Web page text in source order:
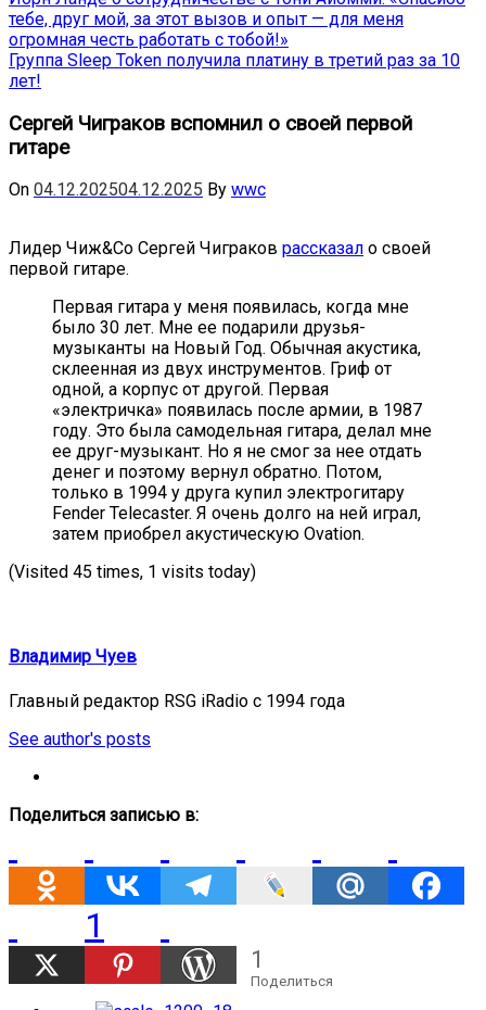
тебе, друг мой, за этот вызов и опыт — для меня
огромная честь работать с тобой!»
Группа Sleep Token получила платину в третий раз за 10
лет!
Сергей Чиграков вспомнил о своей первой
гитаре
On 04.12.202504.12.2025 By wwc
Лидер Чиж&Co Сергей Чиграков рассказал о своей
первой гитаре.
Первая гитара у меня появилась, когда мне
было 30 лет. Мне ее подарили друзья-
музыканты на Новый Год. Обычная акустика,
склеенная из двух инструментов. Гриф от
одной, а корпус от другой. Первая
«электричка» появилась после армии, в 1987
году. Это была самодельная гитара, делал мне
ее друг-музыкант. Но я не смог за нее отдать
денег и поэтому вернул обратно. Потом,
только в 1994 у друга купил электрогитару
Fender Telecaster. Я очень долго на ней играл,
затем приобрел акустическую Ovation.
(Visited 45 times, 1 visits today)
Владимир Чуев
Главный редактор RSG iRadio с 1994 года
See author's posts
Поделиться записью в:
1
1
Поделиться